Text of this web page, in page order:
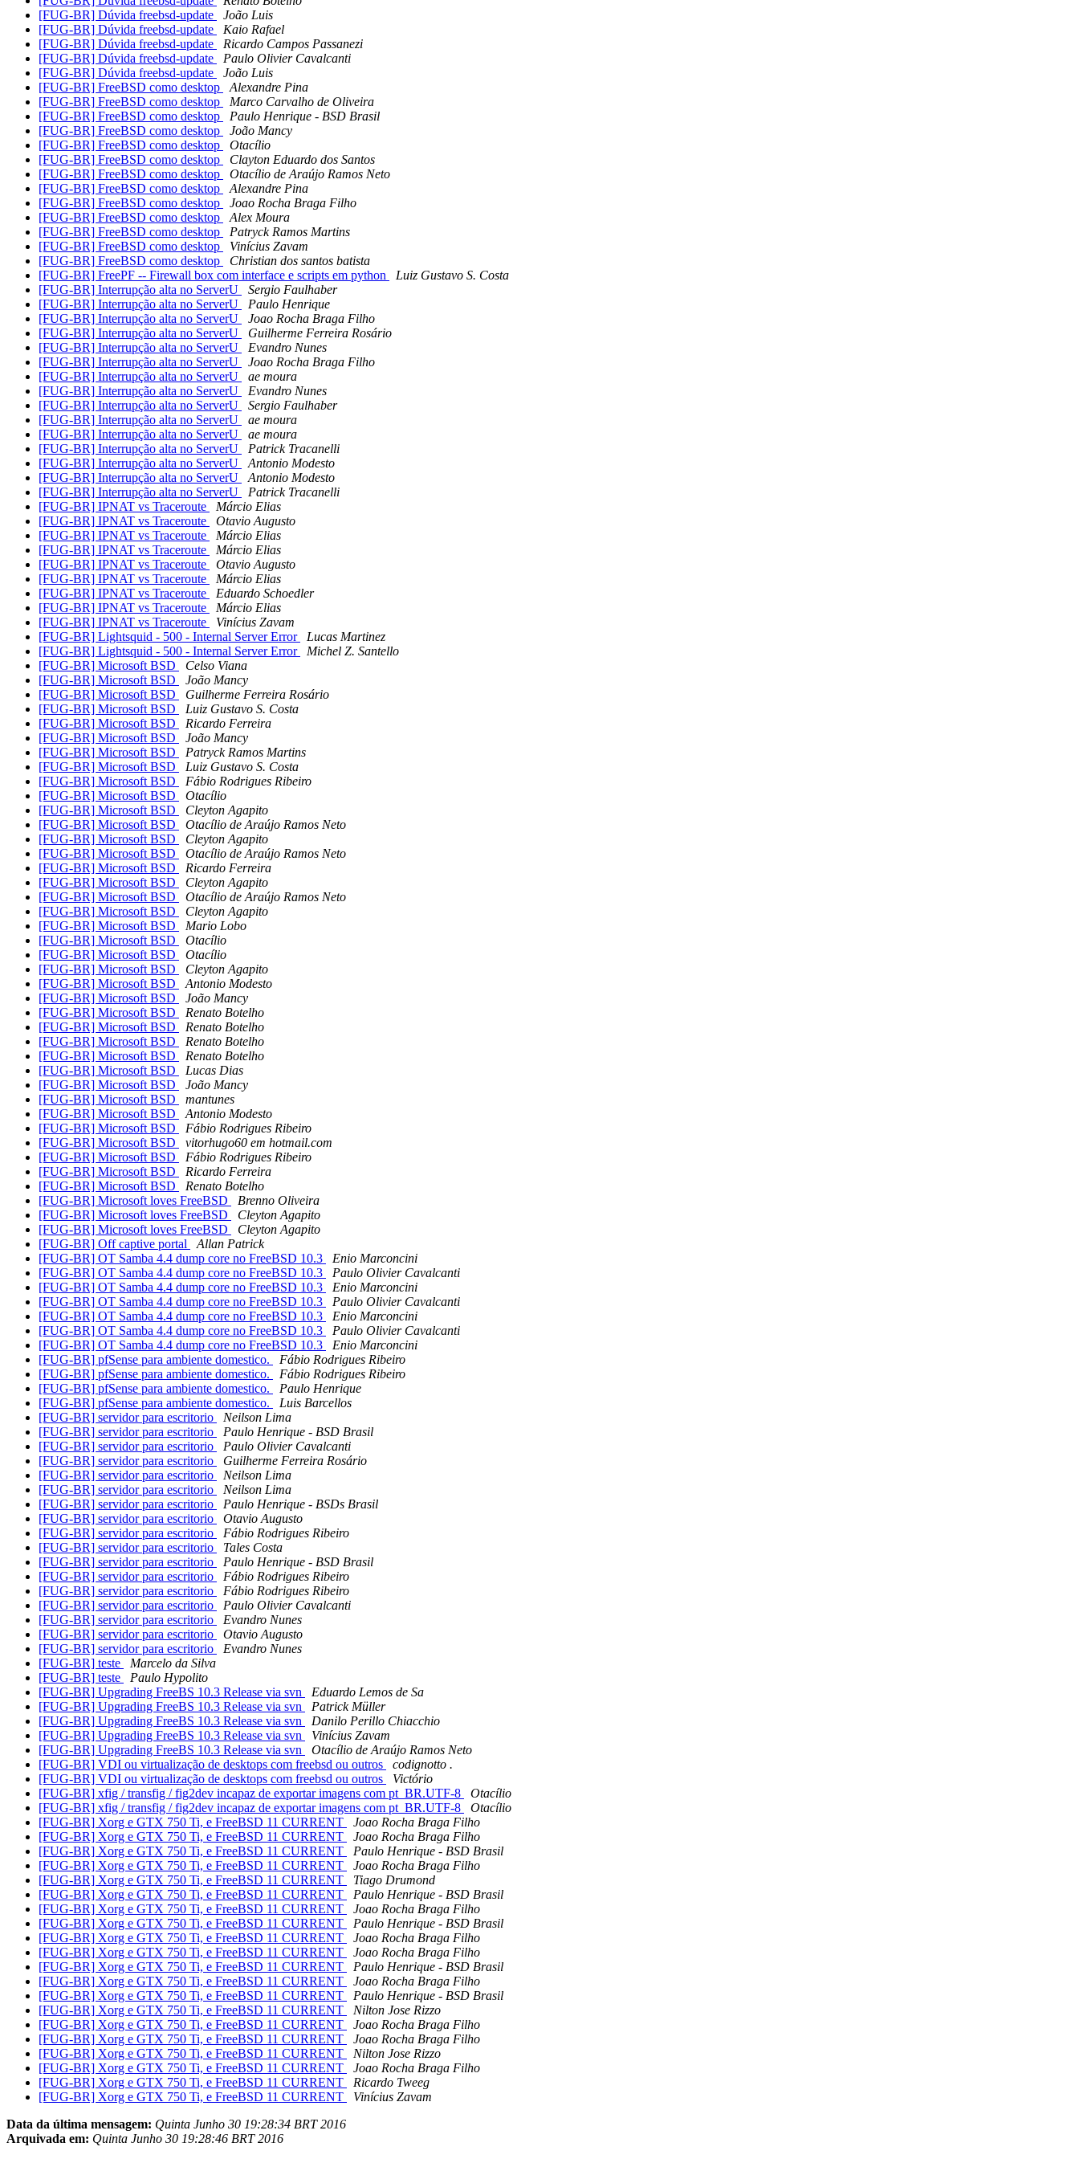
[FUG-BR] Dúvida freebsd-update
João Luis
[FUG-BR] Dúvida freebsd-update
Kaio Rafael
[FUG-BR] Dúvida freebsd-update
Ricardo Campos Passanezi
[FUG-BR] Dúvida freebsd-update
Paulo Olivier Cavalcanti
[FUG-BR] Dúvida freebsd-update
João Luis
[FUG-BR] FreeBSD como desktop
Alexandre Pina
[FUG-BR] FreeBSD como desktop
Marco Carvalho de Oliveira
[FUG-BR] FreeBSD como desktop
Paulo Henrique - BSD Brasil
[FUG-BR] FreeBSD como desktop
João Mancy
[FUG-BR] FreeBSD como desktop
Otacílio
[FUG-BR] FreeBSD como desktop
Clayton Eduardo dos Santos
[FUG-BR] FreeBSD como desktop
Otacílio de Araújo Ramos Neto
[FUG-BR] FreeBSD como desktop
Alexandre Pina
[FUG-BR] FreeBSD como desktop
Joao Rocha Braga Filho
[FUG-BR] FreeBSD como desktop
Alex Moura
[FUG-BR] FreeBSD como desktop
Patryck Ramos Martins
[FUG-BR] FreeBSD como desktop
Vinícius Zavam
[FUG-BR] FreeBSD como desktop
Christian dos santos batista
[FUG-BR] FreePF -- Firewall box com interface e scripts em python
Luiz Gustavo S. Costa
[FUG-BR] Interrupção alta no ServerU
Sergio Faulhaber
[FUG-BR] Interrupção alta no ServerU
Paulo Henrique
[FUG-BR] Interrupção alta no ServerU
Joao Rocha Braga Filho
[FUG-BR] Interrupção alta no ServerU
Guilherme Ferreira Rosário
[FUG-BR] Interrupção alta no ServerU
Evandro Nunes
[FUG-BR] Interrupção alta no ServerU
Joao Rocha Braga Filho
[FUG-BR] Interrupção alta no ServerU
ae moura
[FUG-BR] Interrupção alta no ServerU
Evandro Nunes
[FUG-BR] Interrupção alta no ServerU
Sergio Faulhaber
[FUG-BR] Interrupção alta no ServerU
ae moura
[FUG-BR] Interrupção alta no ServerU
ae moura
[FUG-BR] Interrupção alta no ServerU
Patrick Tracanelli
[FUG-BR] Interrupção alta no ServerU
Antonio Modesto
[FUG-BR] Interrupção alta no ServerU
Antonio Modesto
[FUG-BR] Interrupção alta no ServerU
Patrick Tracanelli
[FUG-BR] IPNAT vs Traceroute
Márcio Elias
[FUG-BR] IPNAT vs Traceroute
Otavio Augusto
[FUG-BR] IPNAT vs Traceroute
Márcio Elias
[FUG-BR] IPNAT vs Traceroute
Márcio Elias
[FUG-BR] IPNAT vs Traceroute
Otavio Augusto
[FUG-BR] IPNAT vs Traceroute
Márcio Elias
[FUG-BR] IPNAT vs Traceroute
Eduardo Schoedler
[FUG-BR] IPNAT vs Traceroute
Márcio Elias
[FUG-BR] IPNAT vs Traceroute
Vinícius Zavam
[FUG-BR] Lightsquid - 500 - Internal Server Error
Lucas Martinez
[FUG-BR] Lightsquid - 500 - Internal Server Error
Michel Z. Santello
[FUG-BR] Microsoft BSD
Celso Viana
[FUG-BR] Microsoft BSD
João Mancy
[FUG-BR] Microsoft BSD
Guilherme Ferreira Rosário
[FUG-BR] Microsoft BSD
Luiz Gustavo S. Costa
[FUG-BR] Microsoft BSD
Ricardo Ferreira
[FUG-BR] Microsoft BSD
João Mancy
[FUG-BR] Microsoft BSD
Patryck Ramos Martins
[FUG-BR] Microsoft BSD
Luiz Gustavo S. Costa
[FUG-BR] Microsoft BSD
Fábio Rodrigues Ribeiro
[FUG-BR] Microsoft BSD
Otacílio
[FUG-BR] Microsoft BSD
Cleyton Agapito
[FUG-BR] Microsoft BSD
Otacílio de Araújo Ramos Neto
[FUG-BR] Microsoft BSD
Cleyton Agapito
[FUG-BR] Microsoft BSD
Otacílio de Araújo Ramos Neto
[FUG-BR] Microsoft BSD
Ricardo Ferreira
[FUG-BR] Microsoft BSD
Cleyton Agapito
[FUG-BR] Microsoft BSD
Otacílio de Araújo Ramos Neto
[FUG-BR] Microsoft BSD
Cleyton Agapito
[FUG-BR] Microsoft BSD
Mario Lobo
[FUG-BR] Microsoft BSD
Otacílio
[FUG-BR] Microsoft BSD
Otacílio
[FUG-BR] Microsoft BSD
Cleyton Agapito
[FUG-BR] Microsoft BSD
Antonio Modesto
[FUG-BR] Microsoft BSD
João Mancy
[FUG-BR] Microsoft BSD
Renato Botelho
[FUG-BR] Microsoft BSD
Renato Botelho
[FUG-BR] Microsoft BSD
Renato Botelho
[FUG-BR] Microsoft BSD
Renato Botelho
[FUG-BR] Microsoft BSD
Lucas Dias
[FUG-BR] Microsoft BSD
João Mancy
[FUG-BR] Microsoft BSD
mantunes
[FUG-BR] Microsoft BSD
Antonio Modesto
[FUG-BR] Microsoft BSD
Fábio Rodrigues Ribeiro
[FUG-BR] Microsoft BSD
vitorhugo60 em hotmail.com
[FUG-BR] Microsoft BSD
Fábio Rodrigues Ribeiro
[FUG-BR] Microsoft BSD
Ricardo Ferreira
[FUG-BR] Microsoft BSD
Renato Botelho
[FUG-BR] Microsoft loves FreeBSD
Brenno Oliveira
[FUG-BR] Microsoft loves FreeBSD
Cleyton Agapito
[FUG-BR] Microsoft loves FreeBSD
Cleyton Agapito
[FUG-BR] Off captive portal
Allan Patrick
[FUG-BR] OT Samba 4.4 dump core no FreeBSD 10.3
Enio Marconcini
[FUG-BR] OT Samba 4.4 dump core no FreeBSD 10.3
Paulo Olivier Cavalcanti
[FUG-BR] OT Samba 4.4 dump core no FreeBSD 10.3
Enio Marconcini
[FUG-BR] OT Samba 4.4 dump core no FreeBSD 10.3
Paulo Olivier Cavalcanti
[FUG-BR] OT Samba 4.4 dump core no FreeBSD 10.3
Enio Marconcini
[FUG-BR] OT Samba 4.4 dump core no FreeBSD 10.3
Paulo Olivier Cavalcanti
[FUG-BR] OT Samba 4.4 dump core no FreeBSD 10.3
Enio Marconcini
[FUG-BR] pfSense para ambiente domestico.
Fábio Rodrigues Ribeiro
[FUG-BR] pfSense para ambiente domestico.
Fábio Rodrigues Ribeiro
[FUG-BR] pfSense para ambiente domestico.
Paulo Henrique
[FUG-BR] pfSense para ambiente domestico.
Luis Barcellos
[FUG-BR] servidor para escritorio
Neilson Lima
[FUG-BR] servidor para escritorio
Paulo Henrique - BSD Brasil
[FUG-BR] servidor para escritorio
Paulo Olivier Cavalcanti
[FUG-BR] servidor para escritorio
Guilherme Ferreira Rosário
[FUG-BR] servidor para escritorio
Neilson Lima
[FUG-BR] servidor para escritorio
Neilson Lima
[FUG-BR] servidor para escritorio
Paulo Henrique - BSDs Brasil
[FUG-BR] servidor para escritorio
Otavio Augusto
[FUG-BR] servidor para escritorio
Fábio Rodrigues Ribeiro
[FUG-BR] servidor para escritorio
Tales Costa
[FUG-BR] servidor para escritorio
Paulo Henrique - BSD Brasil
[FUG-BR] servidor para escritorio
Fábio Rodrigues Ribeiro
[FUG-BR] servidor para escritorio
Fábio Rodrigues Ribeiro
[FUG-BR] servidor para escritorio
Paulo Olivier Cavalcanti
[FUG-BR] servidor para escritorio
Evandro Nunes
[FUG-BR] servidor para escritorio
Otavio Augusto
[FUG-BR] servidor para escritorio
Evandro Nunes
[FUG-BR] teste
Marcelo da Silva
[FUG-BR] teste
Paulo Hypolito
[FUG-BR] Upgrading FreeBS 10.3 Release via svn
Eduardo Lemos de Sa
[FUG-BR] Upgrading FreeBS 10.3 Release via svn
Patrick Müller
[FUG-BR] Upgrading FreeBS 10.3 Release via svn
Danilo Perillo Chiacchio
[FUG-BR] Upgrading FreeBS 10.3 Release via svn
Vinícius Zavam
[FUG-BR] Upgrading FreeBS 10.3 Release via svn
Otacílio de Araújo Ramos Neto
[FUG-BR] VDI ou virtualização de desktops com freebsd ou outros
codignotto .
[FUG-BR] VDI ou virtualização de desktops com freebsd ou outros
Victório
[FUG-BR] xfig / transfig / fig2dev incapaz de exportar imagens com pt_BR.UTF-8
Otacílio
[FUG-BR] xfig / transfig / fig2dev incapaz de exportar imagens com pt_BR.UTF-8
Otacílio
[FUG-BR] Xorg e GTX 750 Ti, e FreeBSD 11 CURRENT
Joao Rocha Braga Filho
[FUG-BR] Xorg e GTX 750 Ti, e FreeBSD 11 CURRENT
Joao Rocha Braga Filho
[FUG-BR] Xorg e GTX 750 Ti, e FreeBSD 11 CURRENT
Paulo Henrique - BSD Brasil
[FUG-BR] Xorg e GTX 750 Ti, e FreeBSD 11 CURRENT
Joao Rocha Braga Filho
[FUG-BR] Xorg e GTX 750 Ti, e FreeBSD 11 CURRENT
Tiago Drumond
[FUG-BR] Xorg e GTX 750 Ti, e FreeBSD 11 CURRENT
Paulo Henrique - BSD Brasil
[FUG-BR] Xorg e GTX 750 Ti, e FreeBSD 11 CURRENT
Joao Rocha Braga Filho
[FUG-BR] Xorg e GTX 750 Ti, e FreeBSD 11 CURRENT
Paulo Henrique - BSD Brasil
[FUG-BR] Xorg e GTX 750 Ti, e FreeBSD 11 CURRENT
Joao Rocha Braga Filho
[FUG-BR] Xorg e GTX 750 Ti, e FreeBSD 11 CURRENT
Joao Rocha Braga Filho
[FUG-BR] Xorg e GTX 750 Ti, e FreeBSD 11 CURRENT
Paulo Henrique - BSD Brasil
[FUG-BR] Xorg e GTX 750 Ti, e FreeBSD 11 CURRENT
Joao Rocha Braga Filho
[FUG-BR] Xorg e GTX 750 Ti, e FreeBSD 11 CURRENT
Paulo Henrique - BSD Brasil
[FUG-BR] Xorg e GTX 750 Ti, e FreeBSD 11 CURRENT
Nilton Jose Rizzo
[FUG-BR] Xorg e GTX 750 Ti, e FreeBSD 11 CURRENT
Joao Rocha Braga Filho
[FUG-BR] Xorg e GTX 750 Ti, e FreeBSD 11 CURRENT
Joao Rocha Braga Filho
[FUG-BR] Xorg e GTX 750 Ti, e FreeBSD 11 CURRENT
Nilton Jose Rizzo
[FUG-BR] Xorg e GTX 750 Ti, e FreeBSD 11 CURRENT
Joao Rocha Braga Filho
[FUG-BR] Xorg e GTX 750 Ti, e FreeBSD 11 CURRENT
Ricardo Tweeg
[FUG-BR] Xorg e GTX 750 Ti, e FreeBSD 11 CURRENT
Vinícius Zavam
Data da última mensagem: Quinta Junho 30 19:28:34 BRT 2016
Arquivada em: Quinta Junho 30 19:28:46 BRT 2016